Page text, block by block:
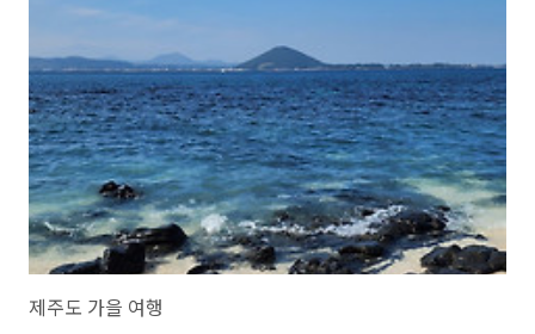
시청 로터리 부근에서 내려서 최애 냉면집인 '냉면권가'로 향하면서 보이
는 동해 시내 풍경 드디어 2년 만에 맛보는 냉면권가의 고소하고 시원한
육수가 일품인 평양냉면. 언제 또 올지 몰라서 사리까지 추가로... 냉면
을 먹고 묵호까지 걸어가던 중에 만난 벚꽃 만발한 정자. 기..
제주도 가을 여행